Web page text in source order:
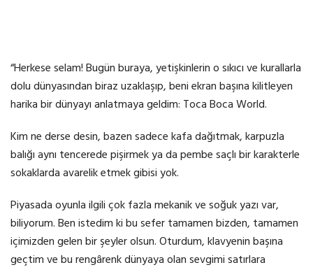
“Herkese selam! Bugün buraya, yetişkinlerin o sıkıcı ve kurallarla
dolu dünyasından biraz uzaklaşıp, beni ekran başına kilitleyen
harika bir dünyayı anlatmaya geldim: Toca Boca World.
Kim ne derse desin, bazen sadece kafa dağıtmak, karpuzla
balığı aynı tencerede pişirmek ya da pembe saçlı bir karakterle
sokaklarda avarelik etmek gibisi yok.
Piyasada oyunla ilgili çok fazla mekanik ve soğuk yazı var,
biliyorum. Ben istedim ki bu sefer tamamen bizden, tamamen
içimizden gelen bir şeyler olsun. Oturdum, klavyenin başına
geçtim ve bu rengârenk dünyaya olan sevgimi satırlara